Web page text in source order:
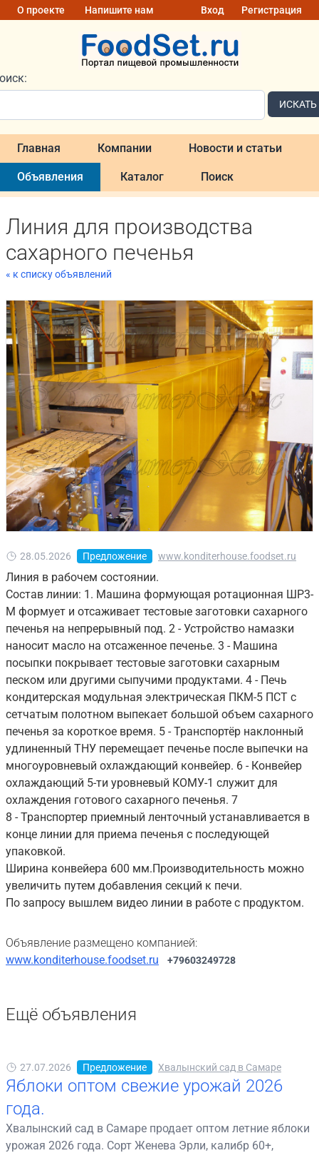
О проекте Напишите нам Вход Регистрация
ИСКАТЬ
Главная Компании Новости и статьи
Объявления Каталог Поиск
Линия для производства
сахарного печенья
« к списку объявлений
28.05.2026 Предложение www.konditerhouse.foodset.ru
Линия в рабочем состоянии.
Состав линии: 1. Машина формующая ротационная ШР3-
М формует и отсаживает тестовые заготовки сахарного
печенья на непрерывный под. 2 - Устройство намазки
наносит масло на отсаженное печенье. 3 - Машина
посыпки покрывает тестовые заготовки сахарным
песком или другими сыпучими продуктами. 4 - Печь
кондитерская модульная электрическая ПКМ-5 ПСТ с
сетчатым полотном выпекает большой объем сахарного
печенья за короткое время. 5 - Транспортёр наклонный
удлиненный ТНУ перемещает печенье после выпечки на
многоуровневый охлаждающий конвейер. 6 - Конвейер
охлаждающий 5-ти уровневый КОМУ-1 служит для
охлаждения готового сахарного печенья. 7
8 - Транспортер приемный ленточный устанавливается в
конце линии для приема печенья с последующей
упаковкой.
Ширина конвейера 600 мм.Производительность можно
увеличить путем добавления секций к печи.
По запросу вышлем видео линии в работе с продуктом.
Объявление размещено компанией:
www.konditerhouse.foodset.ru
+79603249728
Ещё объявления
27.07.2026 Предложение Хвалынский сад в Самаре
Яблоки оптом свежие урожай 2026
года.
Хвалынский сад в Самаре продает оптом летние яблоки
урожая 2026 года. Сорт Женева Эрли, калибр 60+,